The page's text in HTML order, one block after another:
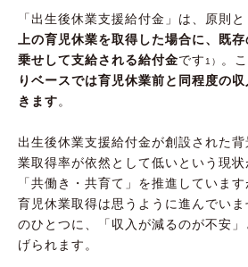
「出生後休業支援給付金」は、原則と
上の育児休業を取得した場合に、既
乗せして支給される給付金です 1） 。
りベースでは育児休業前と同程度の
きます。
出生後休業支援給付金が創設された
業取得率が依然として低いという現
「共働き・共育て」を推進していま
育児休業取得は思うように進んでい
のひとつに、「収入が減るのが不安
げられます。